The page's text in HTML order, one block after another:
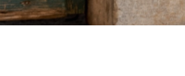
ΠΕΡΙΣΣΌΤΕΡΑ